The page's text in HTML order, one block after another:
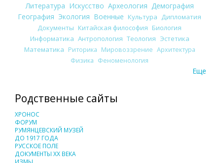
Литература Искусство Археология Демография
География Экология Военные Культура
Дипломатия
Документы Китайская философия Биология
Информатика Антропология Теология Эстетика
Математика Риторика Мировоззрение Архитектура
Физика Феноменология
Еще
Родственные сайты
ХРОНОС
ФОРУМ
РУМЯНЦЕВСКИЙ МУЗЕЙ
ДО 1917 ГОДА
РУССКОЕ ПОЛЕ
ДОКУМЕНТЫ XX ВЕКА